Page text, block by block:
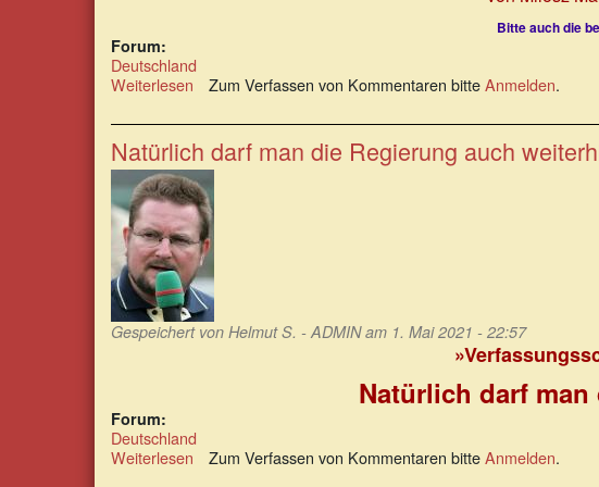
Bitte auch die
Forum:
Deutschland
Weiterlesen über
erfährt
unter
Merkels
Regentschaft
den
Todesstoß
Zum Verfassen von Kommentaren bitteAnmelden.
Natürlich darf man die Regierung auch
Gespeichert von Helmut S. - ADMINam 1. Mai 2021 - 22:57
Natürlich darf
Forum:
Deutschland
Weiterlesen über
Zum Verfassen von Kommentaren bitteAnmelden.